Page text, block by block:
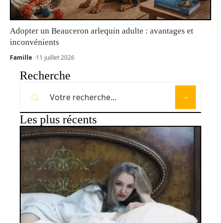
Adopter un Beauceron arlequin adulte : avantages et
inconvénients
Famille 11 juillet 2026
Recherche
Les plus récents